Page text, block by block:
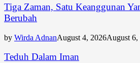
Tiga Zaman, Satu Keanggunan
Berubah
by Wirda AdnanAugust 4, 2026August 6,
Teduh Dalam Iman